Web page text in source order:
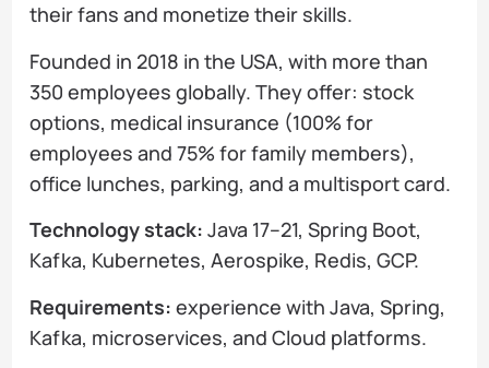
their fans and monetize their skills.
Founded in 2018 in the USA, with more than
350 employees globally. They offer: stock
options, medical insurance (100% for
employees and 75% for family members),
office lunches, parking, and a multisport card.
Technology stack: Java 17–21, Spring Boot,
Kafka, Kubernetes, Aerospike, Redis, GCP.
Requirements: experience with Java, Spring,
Kafka, microservices, and Cloud platforms.